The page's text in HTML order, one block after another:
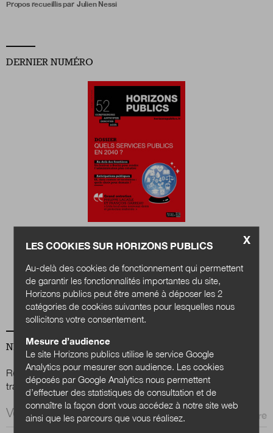
Qui sommes-nous ?
Nous contacter
Newsletter
de la transformation publique.
Nous suivre sur Twittersur LinkedIn
Propos recueillis par Julien Nessi
DERNIER NUMÉRO
publics en 2040 ?
Acheter
NEWSLETTER
Renseignez votre email afin de suivre l'actualité de la
transformation publique.
Email *
X
LES COOKIES SUR HORIZONS PUBLICS
Au-delà des cookies de fonctionnement qui permettent
de garantir les fonctionnalités importantes du site,
Horizons publics peut être amené à déposer les 2
catégories de cookies suivantes pour lesquelles nous
sollicitons votre consentement.
Mesure d’audience
Le site Horizons publics utilise le service Google
Analytics pour mesurer son audience. Les cookies
déposés par Google Analytics nous permettent
d’effectuer des statistiques de consultation et de
connaître la façon dont vous accédez à notre site web
ainsi que les parcours que vous réalisez.